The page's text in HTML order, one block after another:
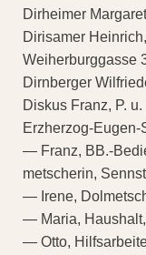
Dirheimer
Dirisamer
Weiherburggasse
Dirnberger
Diskus Franz, P.
Erzherzog-Eugen-
— Franz, BB.-
metscherin,
— Irene,
— Maria,
— Otto,